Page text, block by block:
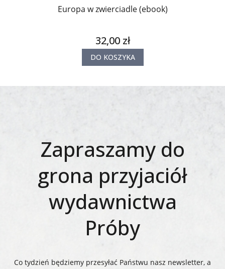
Europa w zwierciadle (ebook)
32,00 zł
DO KOSZYKA
Zapraszamy do
grona przyjaciół
wydawnictwa
Próby
Co tydzień będziemy przesyłać Państwu nasz newsletter, a